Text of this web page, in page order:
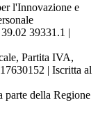
l'Innovazione e
39331.1 |
Partita IVA,
| Iscritta al
parte della Regione